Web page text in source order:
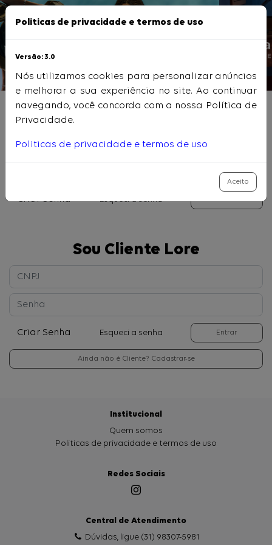
Next
Sou Representante
Criar Senha Esqueci a senha
Sou Cliente Lore
Criar Senha Esqueci a senha Entrar
Ainda não é Cliente? Cadastrar-se
Institucional
Quem somos
Politicas de privacidade e termos de uso
Redes Sociais
Central de Atendimento
Dúvidas, ligue (31) 98307-5981
Politicas de privacidade e termos de uso
Versão: 3.0
Nós utilizamos cookies para personalizar anúncios
e melhorar a sua experiência no site. Ao continuar
navegando, você concorda com a nossa Política de
Privacidade.
Politicas de privacidade e termos de uso
Aceito